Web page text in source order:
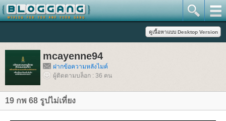
mcayenne94
ฝากข้อความหลังไมค์
ผู้ติดตามบล็อก : 36 คน
19 กพ 68 รูปไม่เที่ยง